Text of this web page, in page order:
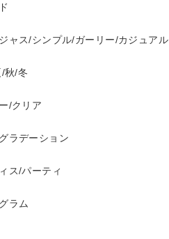
ャス/シンプル/ガーリー/カジュアル
秋/冬
/クリア
ラデーション
ス/パーティ
ラム